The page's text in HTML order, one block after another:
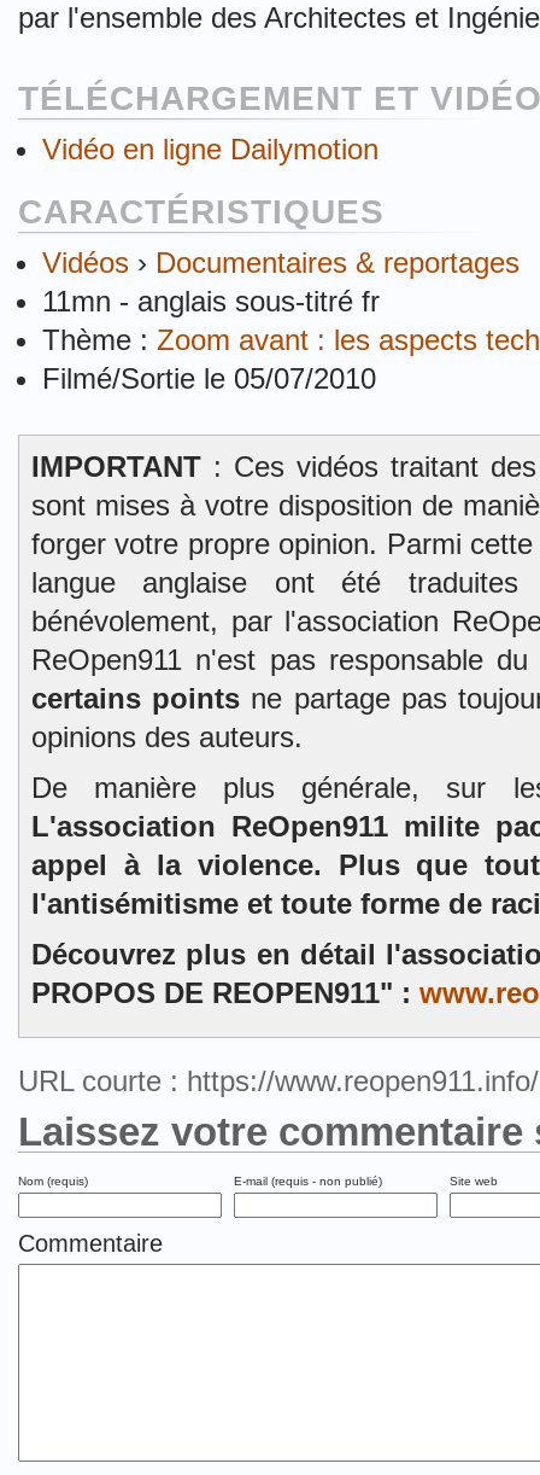
par l'ensemble des Architectes et
TÉLÉCHARGEMENT ET
Vidéo en ligne Dailymotion
CARACTÉRISTIQUES
Vidéos › Documentaires & reportages
11mn - anglais sous-titré fr
Thème : Zoom avant : les aspects
Filmé/Sortie le 05/07/2010
IMPORTANT : Ces vidéos traitant
sont mises à votre disposition de
forger votre propre opinion. Parmi
langue anglaise ont été
bénévolement, par l'association
ReOpen911 n'est pas responsable
certains points ne partage pas
opinions des auteurs.
De manière plus générale, sur
L'association ReOpen911 milite
appel à la violence. Plus que
l'antisémitisme et toute forme de
Découvrez plus en détail
PROPOS DE REOPEN911" :
URL courte : https://
Laissez votre commentaire
Nom (requis) E-mail (requis - non publié) Site web
Commentaire